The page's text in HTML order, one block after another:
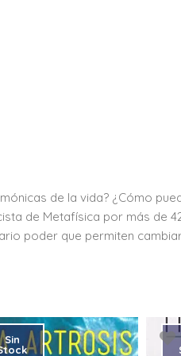
de la vida? ¿Cómo
de Metafísica por más de
poder que permiten
Sin